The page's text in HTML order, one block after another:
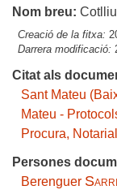
Nom breu:
Creació de la fitxa:
Darrera modificació:
Citat als
Sant Mateu
Mateu -
Procura,
Persones
Berenguer